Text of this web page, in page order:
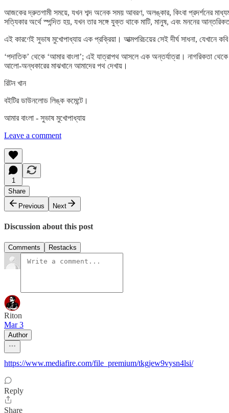
আজকের দ্রুতগামী সময়ে, যখন শব্দ অনেক সময় আবরণ, অলঙ্কার, কিংবা প্রদর্শনের
সত্যিকার অর্থে স্পন্দিত হয়, যখন তার সঙ্গে যুক্ত থাকে মাটি, মানুষ, এবং মননের
এই কারণেই সুভাষ মুখোপাধ্যায় এক প্রক্রিয়া। আত্মপরিচয়ের সেই দীর্ঘ সাধনা,
‘পদাতিক’ থেকে ‘আমার বাংলা’; এই যাত্রাপথ আসলে এক অন্তর্যাত্রা। নাগরিকতা
আলো-অন্ধকারের মাঝখানে আমাদের পথ দেখায়।
রিটন খান
বইটির ডাউনলোড লিঙ্ক কমেন্টে।
আমার বাংলা - সুভাষ মুখোপাধ্যায়
Leave a comment
1
Share
Previous
Next
Discussion about this post
Comments Restacks
Riton
Mar 3
Author
https://www.mediafire.com/file_premium/tkgjew9vysn4lsi/
Reply
Share